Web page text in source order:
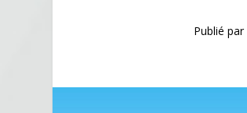
Publié par